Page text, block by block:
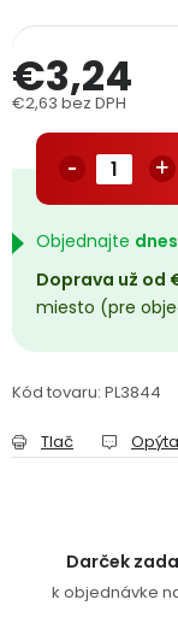
Obchodné
Podmienky
Přihlášení
€3,24
€2,63 bez DPH
Objednajte dnes
Doprava už od
miesto (pre
Kód tovaru: PL3844
Tlač
Darček
k objednávke